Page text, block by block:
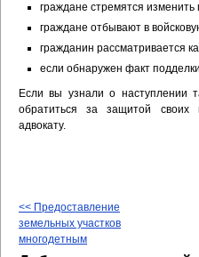
граждане стремятся
граждане отбывают в
гражданин рассматривается
если обнаружен факт
Если вы узнали о наступлении
обратиться за защитой своих
адвокату.
<< Предоставление
земельных участков
многодетным